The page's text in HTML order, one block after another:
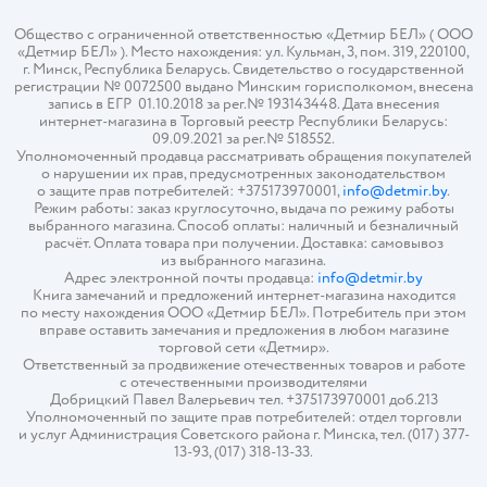
Общество с ограниченной ответственностью «Детмир БЕЛ» ( ООО
«Детмир БЕЛ» ). Место нахождения: ул. Кульман, 3, пом. 319, 220100,
г. Минск, Республика Беларусь. Свидетельство о государственной
регистрации № 0072500 выдано Минским горисполкомом, внесена
запись в ЕГР 01.10.2018 за рег.№ 193143448. Дата внесения
интернет-магазина в Торговый реестр Республики Беларусь:
09.09.2021 за рег.№ 518552.
Уполномоченный продавца рассматривать обращения покупателей
о нарушении их прав, предусмотренных законодательством
о защите прав потребителей: +375173970001,info@detmir.by.
Режим работы: заказ круглосуточно, выдача по режиму работы
выбранного магазина. Способ оплаты: наличный и безналичный
расчёт. Оплата товара при получении. Доставка: самовывоз
из выбранного магазина.
Адрес электронной почты продавца: info@detmir.by
Книга замечаний и предложений интернет-магазина находится
по месту нахождения ООО «Детмир БЕЛ». Потребитель при этом
вправе оставить замечания и предложения в любом магазине
торговой сети «Детмир».
Ответственный за продвижение отечественных товаров и работе
с отечественными производителями
Добрицкий Павел Валерьевич тел. +375173970001 доб.213
Уполномоченный по защите прав потребителей: отдел торговли
и услуг Администрация Советского района г. Минска, тел. (017) 377-
13-93, (017) 318-13-33.